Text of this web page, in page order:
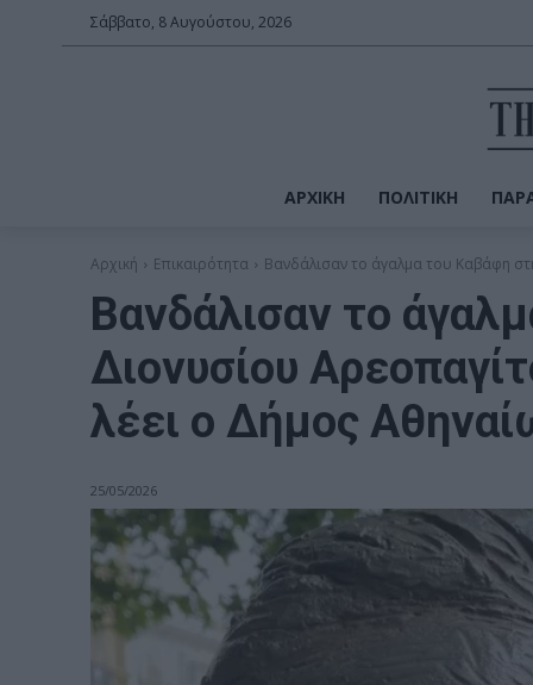
Σάββατο, 8 Αυγούστου, 2026
ΑΡΧΙΚΉ ΠΟΛΙΤΙΚΉ
Αρχική Επικαιρότητα Bανδάλισαν το άγαλμα του Καβάφη
Bανδάλισαν το
Διονυσίου
λέει ο Δήμος
25/05/2026